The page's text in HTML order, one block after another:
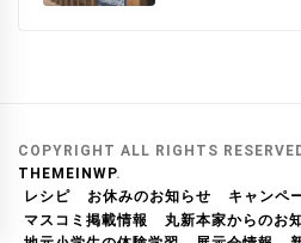
COPYRIGHT ALL RIGHTS
THEMEINWP.
レシピ
お休みのお知らせ キャンペ
マスコミ掲載情報
丸新本家からのお